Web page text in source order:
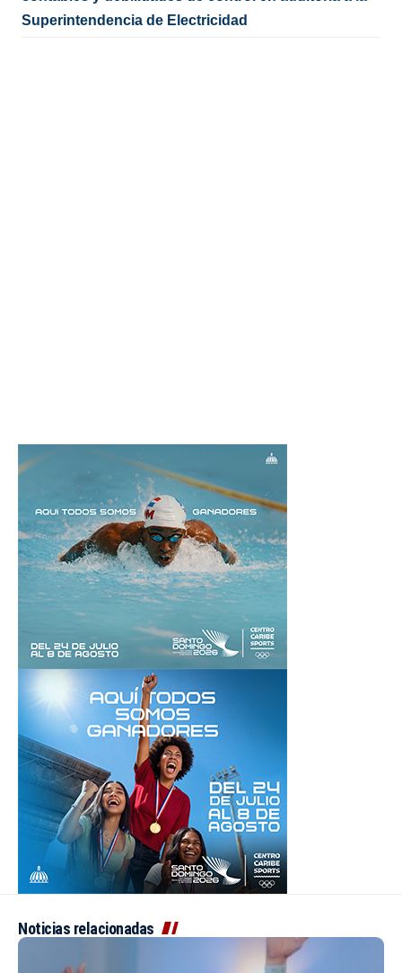
Superintendencia de Electricidad
Noticias relacionadas